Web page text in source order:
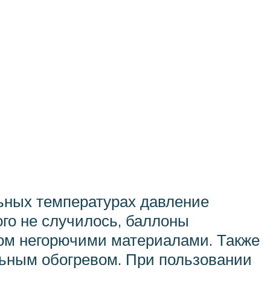
температурах давление
не случилось, баллоны
негорючими материалами. Также
обогревом. При пользовании